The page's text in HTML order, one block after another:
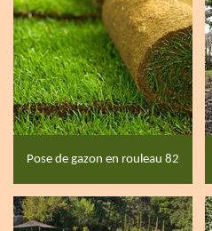
Pose de gazon en rouleau 82